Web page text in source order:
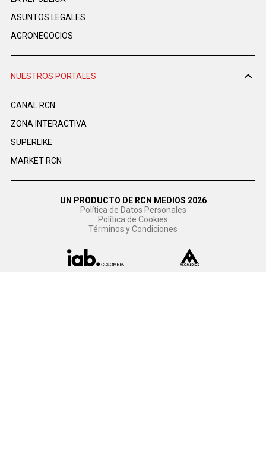
ASUNTOS LEGALES
AGRONEGOCIOS
NUESTROS PORTALES
CANAL RCN
ZONA INTERACTIVA
SUPERLIKE
MARKET RCN
UN PRODUCTO DE RCN MEDIOS 2026
Política de Datos Personales
Política de Cookies
Términos y Condiciones